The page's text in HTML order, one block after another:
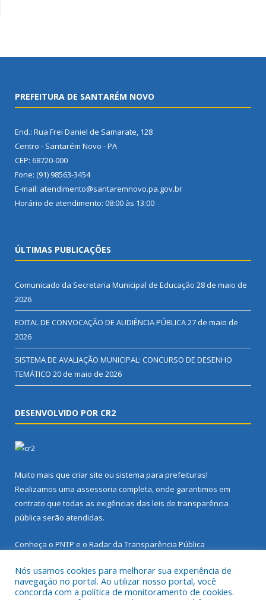
PREFEITURA DE SANTARÉM NOVO
End.: Rua Frei Daniel de Samarate, 128
Centro - Santarém Novo - PA
CEP: 68720-000
Fone: (91) 98563-3454
E-mail: atendimento@santaremnovo.pa.gov.br
Horário de atendimento: 08:00 às 13:00
ÚLTIMAS PUBLICAÇÕES
Comunicado da Secretaria Municipal de Educação 28 de maio de
2026
EDITAL DE CONVOCAÇÃO DE AUDIÊNCIA PÚBLICA27 de maio de
2026
SISTEMA DE AVALIAÇÃO MUNICIPAL: CONCURSO DE DESENHO
TEMÁTICO 20 de maio de 2026
DESENVOLVIDO POR CR2
Muito mais que criar site ou sistema para prefeituras!
Realizamos uma assessoria completa, onde garantimos em
contrato que todas as exigências das leis de transparência
pública serão atendidas.
Conheça o PNTP e o Radar da Transparência Pública
Nós usamos cookies para melhorar sua experiência de
navegação no portal. Ao utilizar nosso portal, você
concorda com a política de monitoramento de cookies.